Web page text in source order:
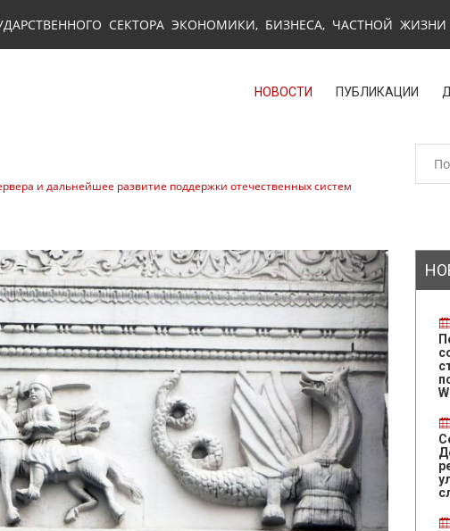
СЕКТОРА ЭКОНОМИКИ, БИЗНЕСА, ЧАСТНОЙ
НОВОСТИ ПУБЛИКАЦИИ
и дальнейшее развитие поддержки отечественных систем